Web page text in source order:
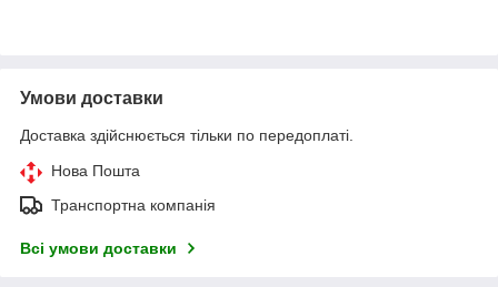
Умови доставки
Доставка здійснюється тільки по передоплаті.
Нова Пошта
Транспортна компанія
Всі умови доставки